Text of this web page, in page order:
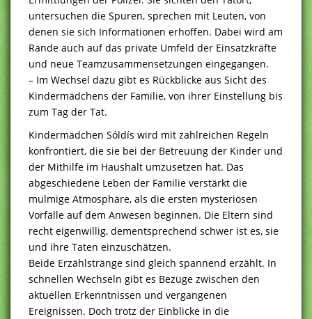
untersuchen die Spuren, sprechen mit Leuten, von
denen sie sich Informationen erhoffen. Dabei wird am
Rande auch auf das private Umfeld der Einsatzkräfte
und neue Teamzusammensetzungen eingegangen.
– Im Wechsel dazu gibt es Rückblicke aus Sicht des
Kindermädchens der Familie, von ihrer Einstellung bis
zum Tag der Tat.
Kindermädchen Sóldís wird mit zahlreichen Regeln
konfrontiert, die sie bei der Betreuung der Kinder und
der Mithilfe im Haushalt umzusetzen hat. Das
abgeschiedene Leben der Familie verstärkt die
mulmige Atmosphäre, als die ersten mysteriösen
Vorfälle auf dem Anwesen beginnen. Die Eltern sind
recht eigenwillig, dementsprechend schwer ist es, sie
und ihre Taten einzuschätzen.
Beide Erzählstränge sind gleich spannend erzählt. In
schnellen Wechseln gibt es Bezüge zwischen den
aktuellen Erkenntnissen und vergangenen
Ereignissen. Doch trotz der Einblicke in die